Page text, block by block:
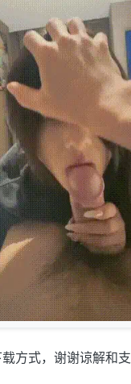
方式，谢谢谅解和支